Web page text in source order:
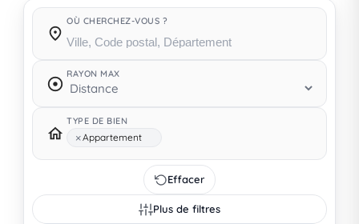
OÙ CHERCHEZ-VOUS ?
RAYON MAX
TYPE DE BIEN
×Appartement
Effacer
Plus de filtres